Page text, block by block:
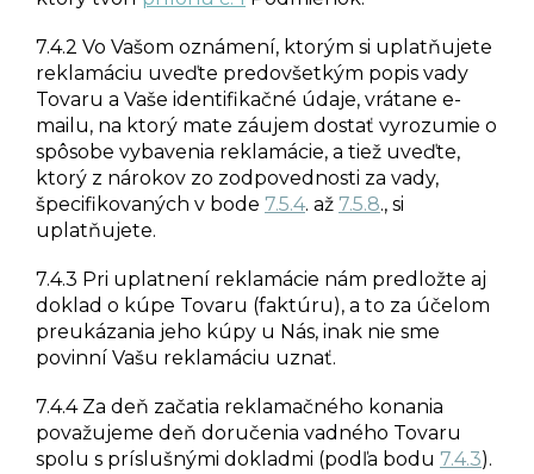
7.4.2 Vo Vašom oznámení, ktorým si uplatňujete
reklamáciu uveďte predovšetkým popis vady
Tovaru a Vaše identifikačné údaje, vrátane e-
mailu, na ktorý mate záujem dostať vyrozumie o
spôsobe vybavenia reklamácie, a tiež uveďte,
ktorý z nárokov zo zodpovednosti za vady,
špecifikovaných v bode 7.5.4. až 7.5.8., si
uplatňujete.
7.4.3 Pri uplatnení reklamácie nám predložte aj
doklad o kúpe Tovaru (faktúru), a to za účelom
preukázania jeho kúpy u Nás, inak nie sme
povinní Vašu reklamáciu uznať.
7.4.4 Za deň začatia reklamačného konania
považujeme deň doručenia vadného Tovaru
spolu s príslušnými dokladmi (podľa bodu 7.4.3).